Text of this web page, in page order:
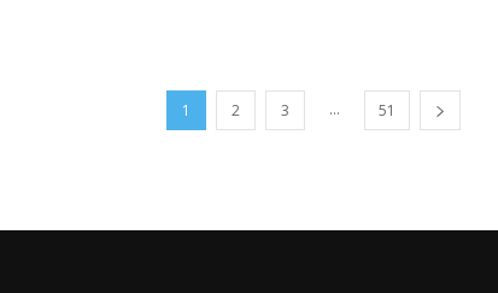
1 2 3 ... 51